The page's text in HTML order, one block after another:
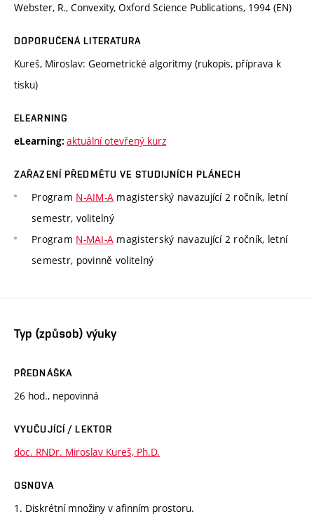
Webster, R., Convexity, Oxford Science Publications, 1994 (EN)
DOPORUČENÁ LITERATURA
Kureš, Miroslav: Geometrické algoritmy (rukopis, příprava k
tisku)
ELEARNING
eLearning: aktuální otevřený kurz
ZAŘAZENÍ PŘEDMĚTU VE STUDIJNÍCH PLÁNECH
Program N-AIM-A magisterský navazující 2 ročník, letní
semestr, volitelný
Program N-MAI-A magisterský navazující 2 ročník, letní
semestr, povinně volitelný
Typ (způsob) výuky
PŘEDNÁŠKA
26 hod., nepovinná
VYUČUJÍCÍ / LEKTOR
doc. RNDr. Miroslav Kureš, Ph.D.
OSNOVA
1. Diskrétní množiny v afinním prostoru.